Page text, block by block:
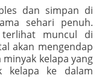
dan simpan di
sehari penuh.
muncul di
akan mengendap
kelapa yang
kelapa ke dalam